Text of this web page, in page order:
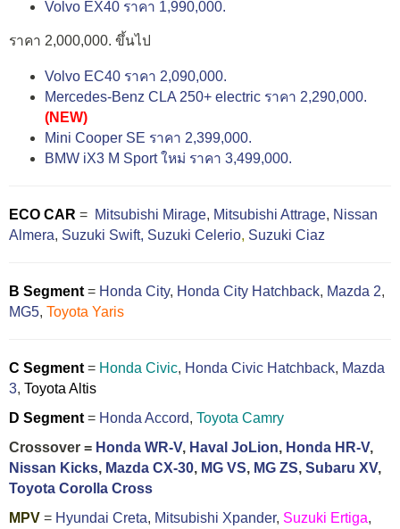
Volvo EX40 ราคา 1,990,000.
ราคา 2,000,000. ขึ้นไป
Volvo EC40 ราคา 2,090,000.
Mercedes-Benz CLA 250+ electric ราคา 2,290,000.
(NEW)
Mini Cooper SE ราคา 2,399,000.
BMW iX3 M Sport ใหม่ ราคา 3,499,000.
ECO CAR = Mitsubishi Mirage, Mitsubishi Attrage, Nissan
Almera, Suzuki Swift, Suzuki Celerio, Suzuki Ciaz
B Segment = Honda City, Honda City Hatchback, Mazda 2,
MG5, Toyota Yaris
C Segment = Honda Civic, Honda Civic Hatchback, Mazda
3, Toyota Altis
D Segment = Honda Accord, Toyota Camry
Crossover = Honda WR-V, Haval JoLion, Honda HR-V,
Nissan Kicks, Mazda CX-30, MG VS, MG ZS, Subaru XV,
Toyota Corolla Cross
MPV = Hyundai Creta, Mitsubishi Xpander, Suzuki Ertiga,